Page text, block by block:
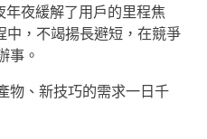
夜緩解了用戶的里程焦
，不竭揚長避短，在競爭
事。
、新技巧的需求一日千